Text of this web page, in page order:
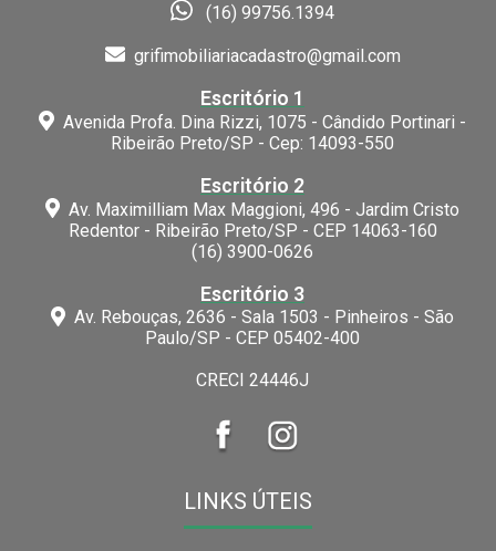
(16) 99756.1394
grifimobiliariacadastro@gmail.com
Escritório 1
Avenida Profa. Dina Rizzi, 1075 - Cândido Portinari -
Ribeirão Preto/SP - Cep: 14093-550
Escritório 2
Av. Maximilliam Max Maggioni, 496 - Jardim Cristo
Redentor - Ribeirão Preto/SP - CEP 14063-160
(16) 3900-0626
Escritório 3
Av. Rebouças, 2636 - Sala 1503 - Pinheiros - São
Paulo/SP - CEP 05402-400
CRECI 24446J
LINKS ÚTEIS